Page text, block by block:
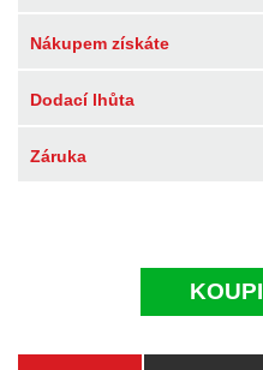
Nákupem získáte
Dodací lhůta
Záruka